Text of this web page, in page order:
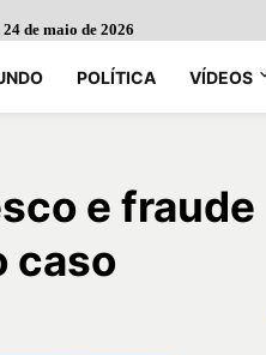
de maio de 2026
POLÍTICA VÍDEOS
e fraude
caso